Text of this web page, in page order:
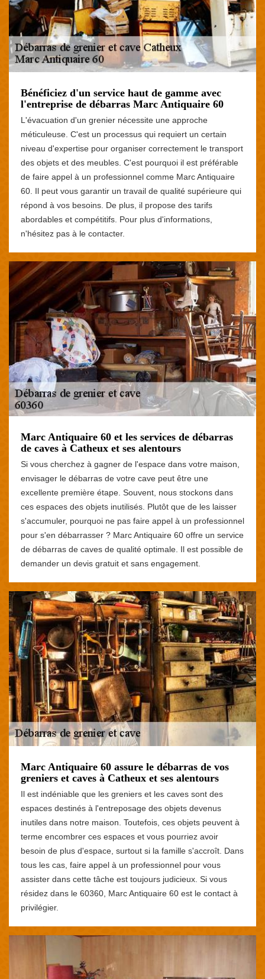
Bénéficiez d'un service haut de gamme avec
l'entreprise de débarras Marc Antiquaire 60
L'évacuation d'un grenier nécessite une approche
méticuleuse. C'est un processus qui requiert un certain
niveau d'expertise pour organiser correctement le transport
des objets et des meubles. C'est pourquoi il est préférable
de faire appel à un professionnel comme Marc Antiquaire
60. Il peut vous garantir un travail de qualité supérieure qui
répond à vos besoins. De plus, il propose des tarifs
abordables et compétitifs. Pour plus d'informations,
n'hésitez pas à le contacter.
Marc Antiquaire 60 et les services de débarras
de caves à Catheux et ses alentours
Si vous cherchez à gagner de l'espace dans votre maison,
envisager le débarras de votre cave peut être une
excellente première étape. Souvent, nous stockons dans
ces espaces des objets inutilisés. Plutôt que de les laisser
s'accumuler, pourquoi ne pas faire appel à un professionnel
pour s'en débarrasser ? Marc Antiquaire 60 offre un service
de débarras de caves de qualité optimale. Il est possible de
demander un devis gratuit et sans engagement.
Marc Antiquaire 60 assure le débarras de vos
greniers et caves à Catheux et ses alentours
Il est indéniable que les greniers et les caves sont des
espaces destinés à l'entreposage des objets devenus
inutiles dans notre maison. Toutefois, ces objets peuvent à
terme encombrer ces espaces et vous pourriez avoir
besoin de plus d'espace, surtout si la famille s'accroît. Dans
tous les cas, faire appel à un professionnel pour vous
assister dans cette tâche est toujours judicieux. Si vous
résidez dans le 60360, Marc Antiquaire 60 est le contact à
privilégier.